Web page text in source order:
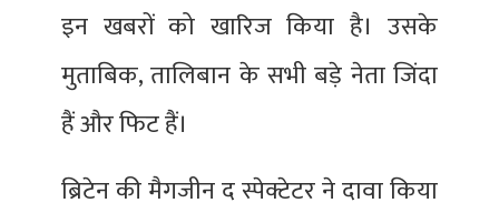
इन खबरों को खारिज किया है। उसके
मुताबिक, तालिबान के सभी बड़े नेता जिंदा
हैं और फिट हैं।
ब्रिटेन की मैगजीन द स्पेक्टेटर ने दावा किया